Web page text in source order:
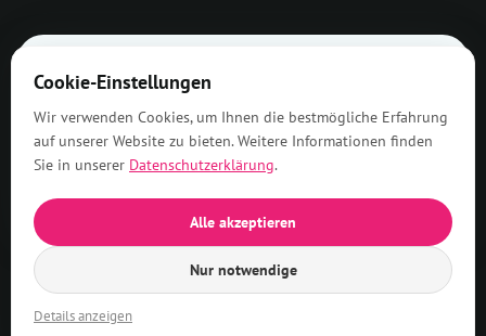
Zahnarztpraxis Greven
Dres. Hillgärtner &
Dr. Kramer
4.7
186 Bewertungen
Cookie-Einstellungen
Wir verwenden Cookies, um Ihnen die bestmögliche Erfahrung
auf unserer Website zu bieten. Weitere Informationen finden
Sie in unserer Datenschutzerklärung.
Alle akzeptieren
Nur notwendige
Details anzeigen